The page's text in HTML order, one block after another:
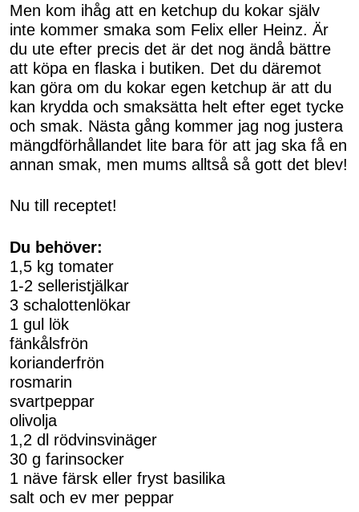
Men kom ihåg att en ketchup du kokar själv
inte kommer smaka som Felix eller Heinz. Är
du ute efter precis det är det nog ändå bättre
att köpa en flaska i butiken. Det du däremot
kan göra om du kokar egen ketchup är att du
kan krydda och smaksätta helt efter eget tycke
och smak. Nästa gång kommer jag nog justera
mängdförhållandet lite bara för att jag ska få en
annan smak, men mums alltså så gott det blev!
Nu till receptet!
Du behöver:
1,5 kg tomater
1-2 selleristjälkar
3 schalottenlökar
1 gul lök
fänkålsfrön
korianderfrön
rosmarin
svartpeppar
olivolja
1,2 dl rödvinsvinäger
30 g farinsocker
1 näve färsk eller fryst basilika
salt och ev mer peppar